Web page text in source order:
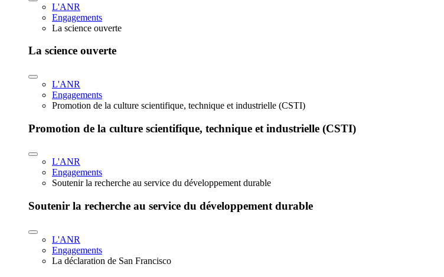
L'ANR
Engagements
La science ouverte
La science ouverte
L'ANR
Engagements
Promotion de la culture scientifique, technique et industrielle (CSTI)
Promotion de la culture scientifique, technique et industrielle (CSTI)
L'ANR
Engagements
Soutenir la recherche au service du développement durable
Soutenir la recherche au service du développement durable
L'ANR
Engagements
La déclaration de San Francisco